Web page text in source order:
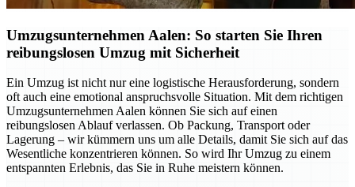
Umzugsunternehmen Aalen: So starten Sie Ihren
reibungslosen Umzug mit Sicherheit
Ein Umzug ist nicht nur eine logistische Herausforderung, sondern
oft auch eine emotional anspruchsvolle Situation. Mit dem richtigen
Umzugsunternehmen Aalen können Sie sich auf einen
reibungslosen Ablauf verlassen. Ob Packung, Transport oder
Lagerung – wir kümmern uns um alle Details, damit Sie sich auf das
Wesentliche konzentrieren können. So wird Ihr Umzug zu einem
entspannten Erlebnis, das Sie in Ruhe meistern können.